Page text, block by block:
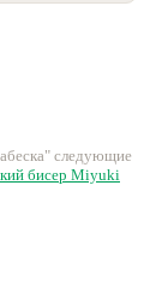
следующие
бисер Miyuki